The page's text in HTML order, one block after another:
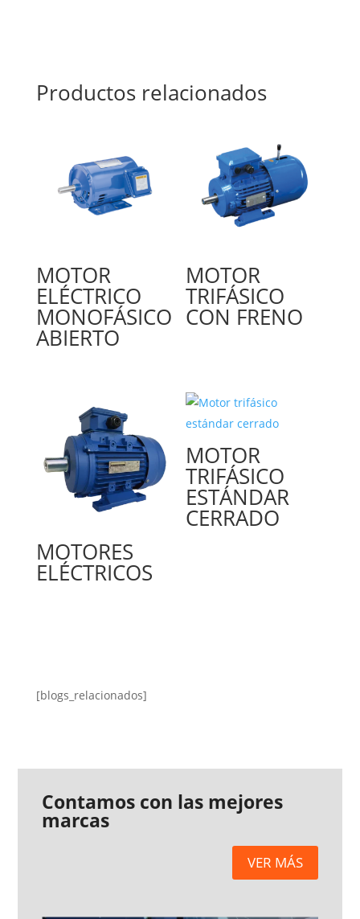
Productos relacionados
MOTOR
ELÉCTRICO
MONOFÁSICO
ABIERTO
MOTOR
TRIFÁSICO
CON FRENO
MOTORES
ELÉCTRICOS
MOTOR
TRIFÁSICO
ESTÁNDAR
CERRADO
[blogs_relacionados]
Contamos con las mejores
marcas
VER MÁS